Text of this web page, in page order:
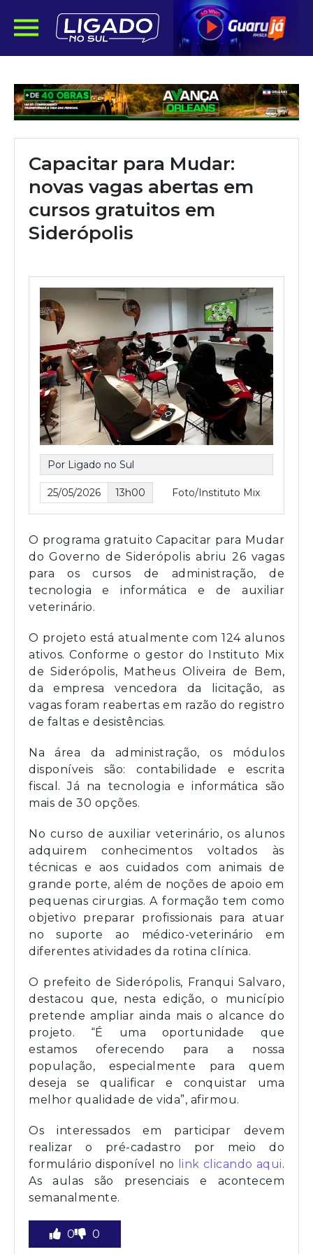
Capacitar para Mudar:
novas vagas abertas em
cursos gratuitos em
Siderópolis
Por Ligado no Sul
25/05/2026 13h00 Foto/Instituto Mix
O programa gratuito Capacitar para Mudar
do Governo de Siderópolis abriu 26 vagas
para os cursos de administração, de
tecnologia e informática e de auxiliar
veterinário.
O projeto está atualmente com 124 alunos
ativos. Conforme o gestor do Instituto Mix
de Siderópolis, Matheus Oliveira de Bem,
da empresa vencedora da licitação, as
vagas foram reabertas em razão do registro
de faltas e desistências.
Na área da administração, os módulos
disponíveis são: contabilidade e escrita
fiscal. Já na tecnologia e informática são
mais de 30 opções.
No curso de auxiliar veterinário, os alunos
adquirem conhecimentos voltados às
técnicas e aos cuidados com animais de
grande porte, além de noções de apoio em
pequenas cirurgias. A formação tem como
objetivo preparar profissionais para atuar
no suporte ao médico-veterinário em
diferentes atividades da rotina clínica.
O prefeito de Siderópolis, Franqui Salvaro,
destacou que, nesta edição, o município
pretende ampliar ainda mais o alcance do
projeto. “É uma oportunidade que
estamos oferecendo para a nossa
população, especialmente para quem
deseja se qualificar e conquistar uma
melhor qualidade de vida”, afirmou.
Os interessados em participar devem
realizar o pré-cadastro por meio do
formulário disponível no
link clicando aqui.
As aulas são presenciais e acontecem
semanalmente.
0 0